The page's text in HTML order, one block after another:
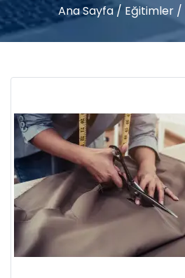
Ana Sayfa / Eğitimler /